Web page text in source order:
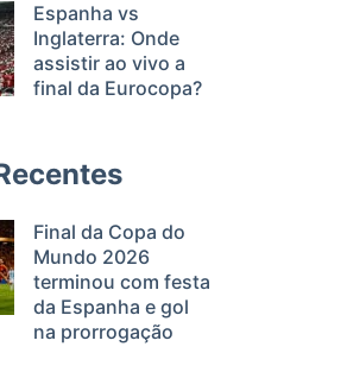
Espanha vs
Inglaterra: Onde
assistir ao vivo a
final da Eurocopa?
Final da Copa do
Mundo 2026
terminou com festa
da Espanha e gol
na prorrogação